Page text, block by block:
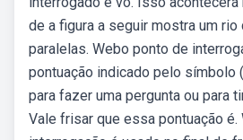
de a figura a seguir mostra um
paralelas. Webo ponto de
pontuação indicado pelo símbolo
para fazer uma pergunta ou para
Vale frisar que essa pontuação é.